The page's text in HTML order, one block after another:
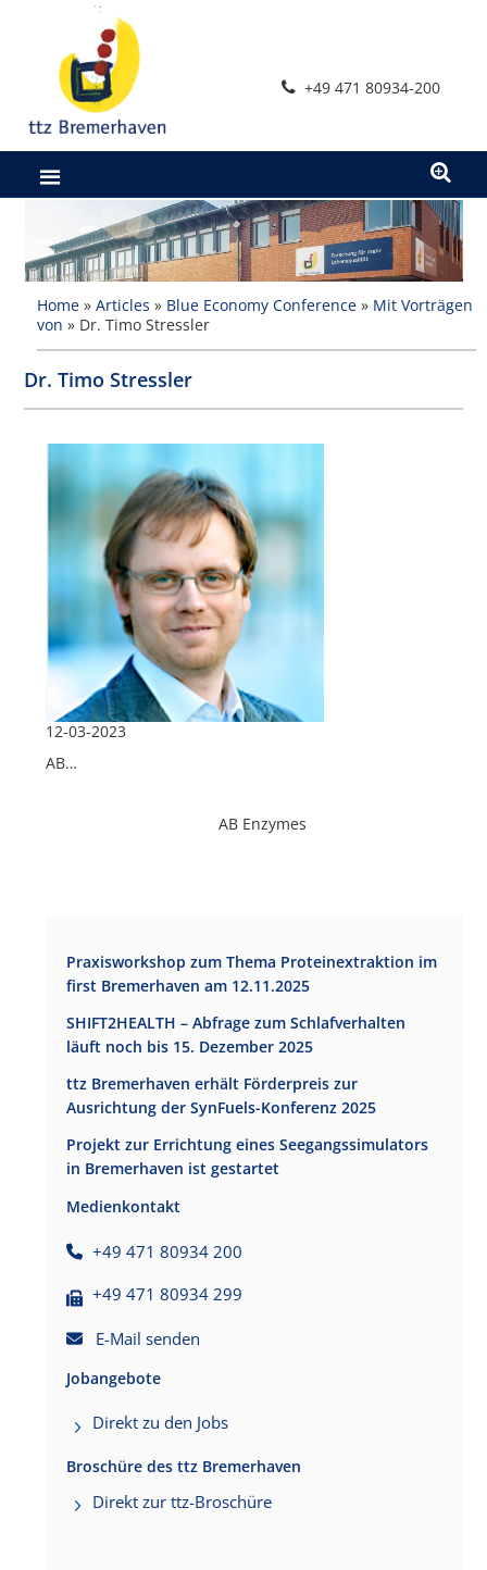
springen
+49 471 80934-200
Home »Articles » Blue Economy Conference » Mit Vorträgen
von » Dr. Timo Stressler
Dr. Timo Stressler
12-03-2023
AB…
AB Enzymes
Praxisworkshop zum Thema Proteinextraktion im
first Bremerhaven am 12.11.2025
SHIFT2HEALTH – Abfrage zum Schlafverhalten
läuft noch bis 15. Dezember 2025
ttz Bremerhaven erhält Förderpreis zur
Ausrichtung der SynFuels-Konferenz 2025
Projekt zur Errichtung eines Seegangssimulators
in Bremerhaven ist gestartet
Medienkontakt
+49 471 80934 200
+49 471 80934 299
E-Mail senden
Jobangebote
Direkt zu den Jobs
Broschüre des ttz Bremerhaven
Direkt zur ttz-Broschüre